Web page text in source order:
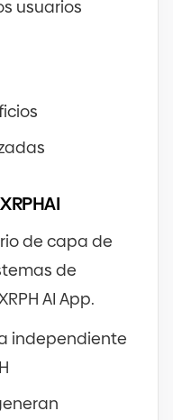
usuarios
de capa de
de
AI App.
independiente